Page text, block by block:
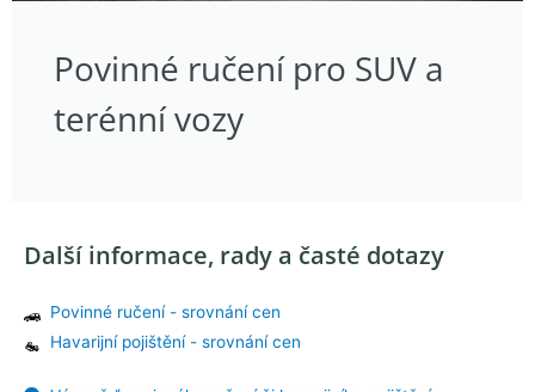
Povinné ručení pro SUV a
terénní vozy
Další informace, rady a časté dotazy
Povinné ručení - srovnání cen
Havarijní pojištění - srovnání cen